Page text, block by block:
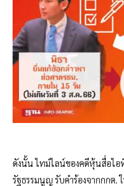
ดังนั้น ไทม์ไลน์ของคดีหุ้นสื่อไอ
รัฐธรรมนูญ รับคำร้องจากกกต.